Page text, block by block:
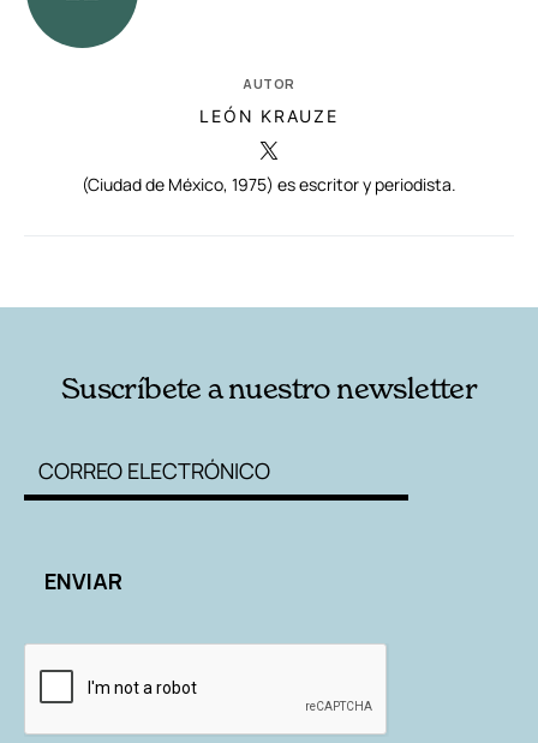
AUTOR
LEÓN KRAUZE
(Ciudad de México, 1975) es escritor y periodista.
Suscríbete a nuestro newsletter